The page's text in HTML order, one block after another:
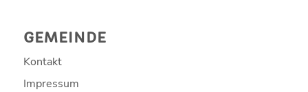
GEMEINDE
Kontakt
Impressum